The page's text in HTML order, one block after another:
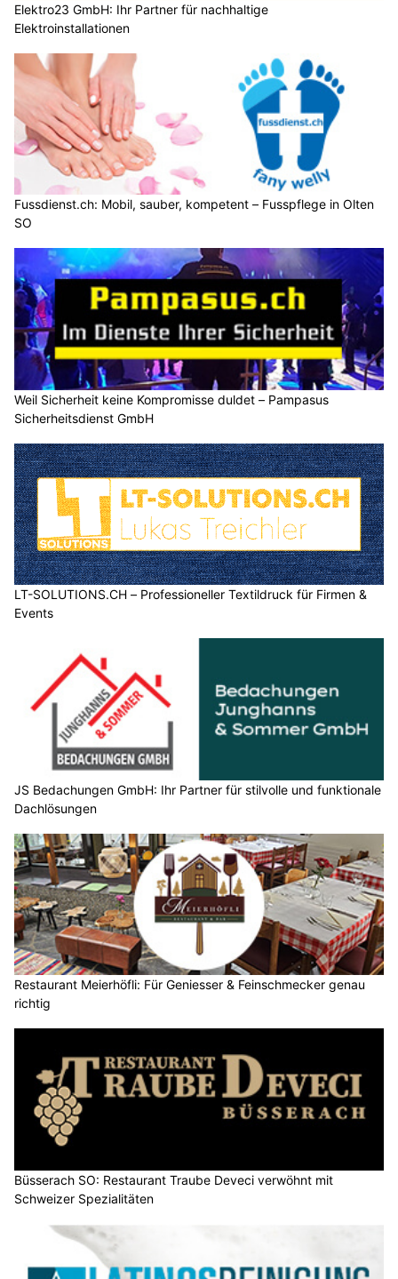
Elektro23 GmbH: Ihr Partner für nachhaltige
Elektroinstallationen
Fussdienst.ch: Mobil, sauber, kompetent – Fusspflege in Olten
SO
Weil Sicherheit keine Kompromisse duldet – Pampasus
Sicherheitsdienst GmbH
LT-SOLUTIONS.CH – Professioneller Textildruck für Firmen &
Events
JS Bedachungen GmbH: Ihr Partner für stilvolle und funktionale
Dachlösungen
Restaurant Meierhöfli: Für Geniesser & Feinschmecker genau
richtig
Büsserach SO: Restaurant Traube Deveci verwöhnt mit
Schweizer Spezialitäten